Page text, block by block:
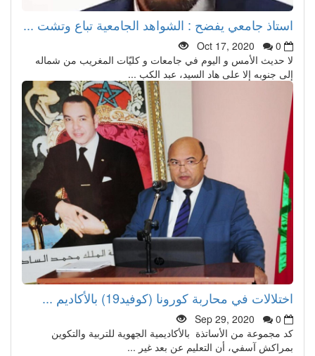
استاذ جامعي يفضح : الشواهد الجامعية تباع وتشت ...
Oct 17, 2020
0
لا حديث الأمس و اليوم في جامعات و كليّات المغريب من شماله
إلى جنوبه إلا على هاد السيد، عبد الكب ...
اختلالات في محاربة كورونا (كوفيد19) بالأكاديم ...
Sep 29, 2020
0
كد مجموعة من الأساتذة بالأكاديمية الجهوية للتربية والتكوين
بمراكش آسفي، أن التعليم عن بعد غير ...